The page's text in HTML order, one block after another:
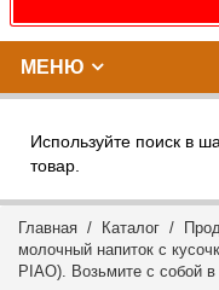
МЕНЮ
Используйте поиск в
товар.
Главная / Каталог /
молочный напиток с
PIAO). Возьмите с собой